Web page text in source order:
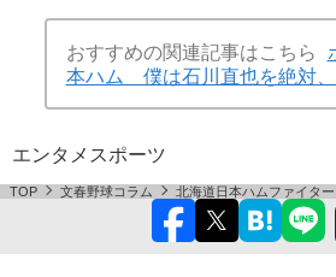
おすすめの関連記事はこちら
本ハム 僕は石川直也を絶対
エンタメ スポーツ
TOP 文春野球コラム 北海道日本ハムファイタ